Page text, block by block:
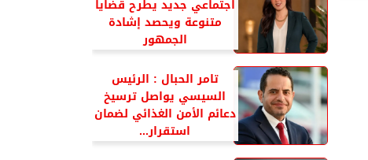
اجتماعي جديد يطرح قضايا
متنوعة ويحصد إشادة
الجمهور
تامر الحبال : الرئيس
السيسي يواصل ترسيخ
دعائم الأمن الغذائي لضمان
استقرار...